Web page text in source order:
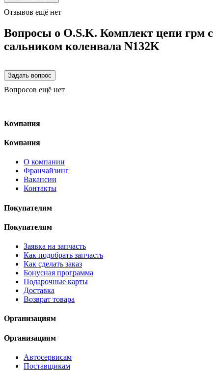
Отзывов ещё нет
Вопросы о O.S.K. Комплект цепи грм с
сальником коленвала N132K
Вопросов ещё нет
Компания
Компания
О компании
Франчайзинг
Вакансии
Контакты
Покупателям
Покупателям
Заявка на запчасть
Как подобрать запчасть
Как сделать заказ
Бонусная программа
Подарочные карты
Доставка
Возврат товара
Организациям
Организациям
Автосервисам
Поставщикам